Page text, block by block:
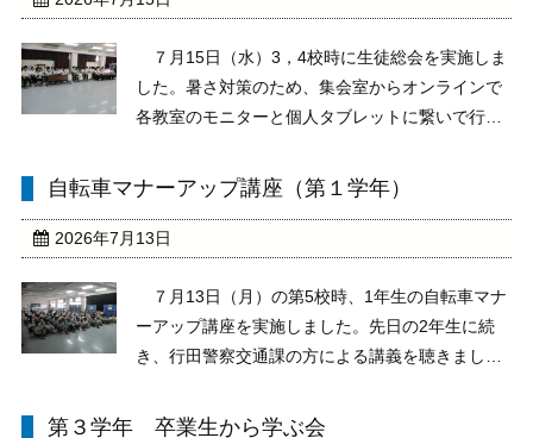
７月15日（水）3，4校時に生徒総会を実施しま
した。暑さ対策のため、集会室からオンラインで
各教室のモニターと個人タブレットに繋いで行い
８年度予算」「生徒会専門委員会活動方針・計
「忍中学校をもっ ...
自転車マナーアップ講座（第１学年）
2026年7月13日
７月13日（月）の第5校時、1年生の自転車マナ
ーアップ講座を実施しました。先日の2年生に続
き、行田警察交通課の方による講義を聴きまし
法改正による違反の運転などしっかり教えていた
第３学年 卒業生から学ぶ会